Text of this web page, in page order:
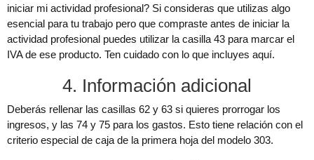
iniciar mi actividad profesional? Si consideras que utilizas algo
esencial para tu trabajo pero que compraste antes de iniciar la
actividad profesional puedes utilizar la casilla 43 para marcar el
IVA de ese producto. Ten cuidado con lo que incluyes aquí.
4. Información adicional
Deberás rellenar las casillas 62 y 63 si quieres prorrogar los
ingresos, y las 74 y 75 para los gastos. Esto tiene relación con el
criterio especial de caja de la primera hoja del modelo 303.